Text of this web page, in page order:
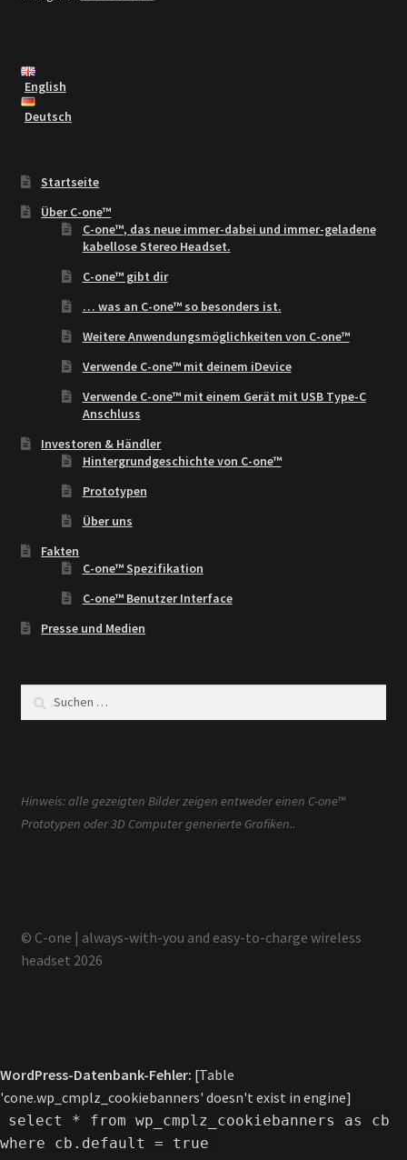
English
Deutsch
Startseite
Über C-one™
C-one™, das neue immer-dabei und immer-geladene
kabellose Stereo Headset.
C-one™ gibt dir
… was an C-one™ so besonders ist.
Weitere Anwendungsmöglichkeiten von C-one™
Verwende C-one™ mit deinem iDevice
Verwende C-one™ mit einem Gerät mit USB Type-C
Anschluss
Investoren & Händler
Hintergrundgeschichte von C-one™
Prototypen
Über uns
Fakten
C-one™ Spezifikation
C-one™ Benutzer Interface
Presse und Medien
nach:
Hinweis: alle gezeigten Bilder zeigen entweder einen C-one™
Prototypen oder 3D Computer generierte Grafiken..
© C-one | always-with-you and easy-to-charge wireless
headset 2026
WordPress-Datenbank-Fehler: [Table
'cone.wp_cmplz_cookiebanners' doesn't exist in engine]
select * from wp_cmplz_cookiebanners as cb
where cb.default = true